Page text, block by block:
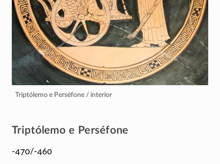
Triptólemo e Perséfone / interior
Triptólemo e Perséfone
-470/-460